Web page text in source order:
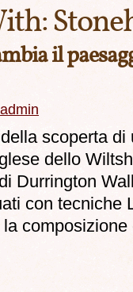
il
admin
scoperta di
dello
Durrington
con tecniche